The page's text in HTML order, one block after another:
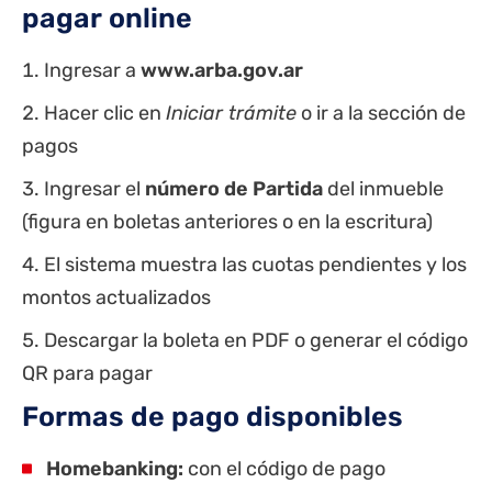
pagar online
Ingresar a www.arba.gov.ar
Hacer clic en Iniciar trámite o ir a la sección de
pagos
Ingresar el número de Partida del inmueble
(figura en boletas anteriores o en la escritura)
El sistema muestra las cuotas pendientes y los
montos actualizados
Descargar la boleta en PDF o generar el código
QR para pagar
Formas de pago disponibles
Homebanking: con el código de pago